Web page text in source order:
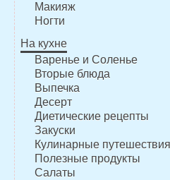
Макияж
Ногти
На кухне
Варенье и Соленье
Вторые блюда
Выпечка
Десерт
Диетические рецепты
Закуски
Кулинарные путешествия
Полезные продукты
Салаты